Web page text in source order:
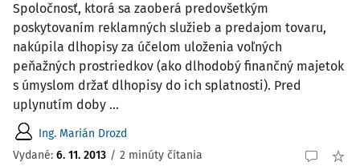
Spoločnosť, ktorá sa zaoberá predovšetkým
poskytovaním reklamných služieb a predajom tovaru,
nakúpila dlhopisy za účelom uloženia voľných
peňažných prostriedkov (ako dlhodobý finančný majetok
s úmyslom držať dlhopisy do ich splatnosti). Pred
uplynutím doby ...
Ing. Marián Drozd
Vydané: 6. 11. 2013 / 2 minúty čítania